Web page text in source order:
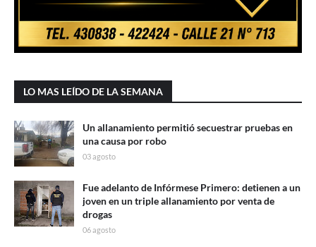
LO MAS LEÍDO DE LA SEMANA
Un allanamiento permitió secuestrar pruebas en
una causa por robo
03 agosto
Fue adelanto de Infórmese Primero: detienen a un
joven en un triple allanamiento por venta de
drogas
06 agosto